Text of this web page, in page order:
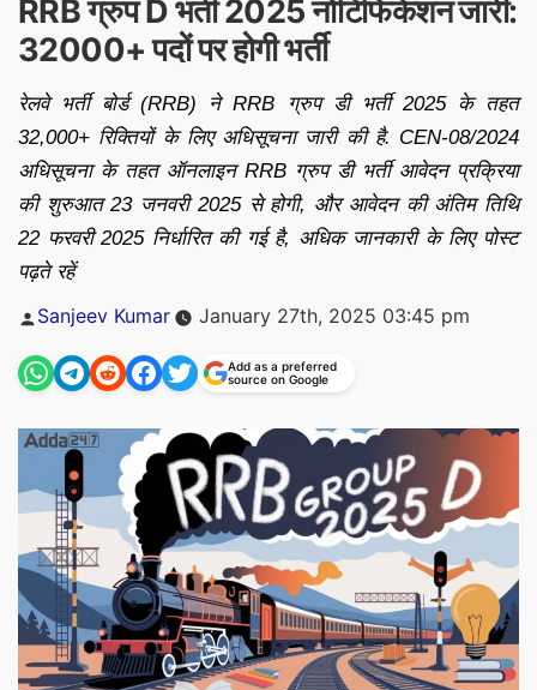
RRB ग्रुप D भर्ती 2025 नोटिफिकेशन जारी:
32000+ पदों पर होगी भर्ती
रेलवे भर्ती बोर्ड (RRB) ने RRB ग्रुप डी भर्ती 2025 के तहत
32,000+ रिक्तियों के लिए अधिसूचना जारी की है. CEN-08/2024
अधिसूचना के तहत ऑनलाइन RRB ग्रुप डी भर्ती आवेदन प्रक्रिया
की शुरुआत 23 जनवरी 2025 से होगी, और आवेदन की अंतिम तिथि
22 फरवरी 2025 निर्धारित की गई है, अधिक जानकारी के लिए पोस्ट
पढ़ते रहें
Posted
Sanjeev Kumar January 27th, 2025 03:45 pm
Add as a preferred
source on Google